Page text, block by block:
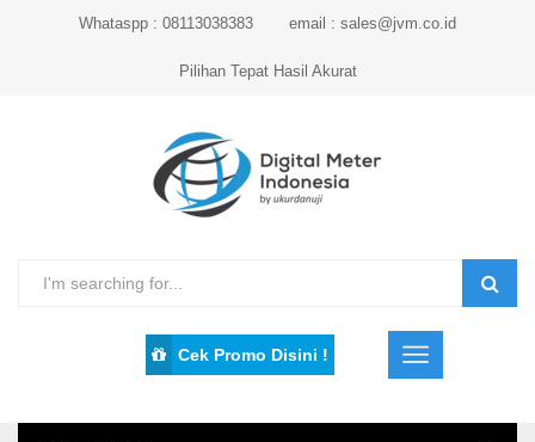
Whataspp : 08113038383 email : sales@jvm.co.id
Pilihan Tepat Hasil Akurat
Cek Promo Disini !